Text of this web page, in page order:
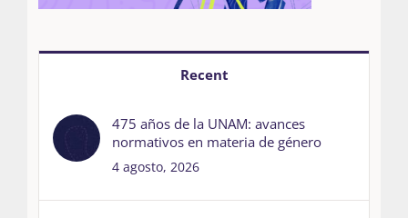
Recent
475 años de la UNAM: avances
normativos en materia de género
4 agosto, 2026